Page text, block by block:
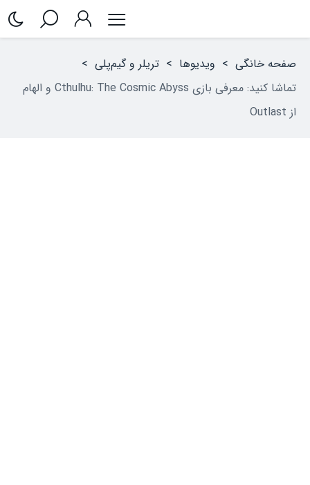
صفحه خانگی > ویدیوها > تریلر و گیم‌پلی >
تماشا کنید: معرفی بازی Cthulhu: The Cosmic Abyss و الهام
از Outlast